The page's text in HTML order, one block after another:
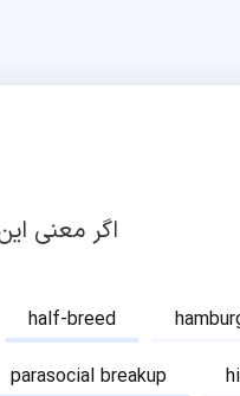
اگر معنی
half-breed
parasocial breakup